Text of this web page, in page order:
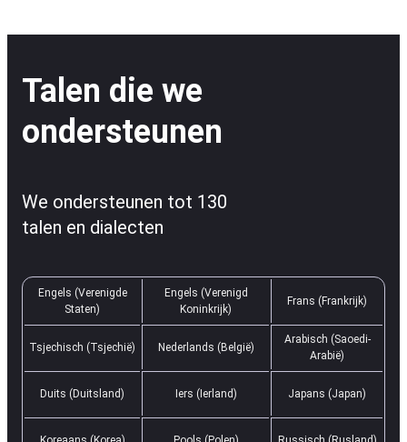
Talen die we
ondersteunen
We ondersteunen tot 130
talen en dialecten
Engels (Verenigde
Staten)
Engels (Verenigd
Koninkrijk)
Frans (Frankrijk)
Tsjechisch (Tsjechië) Nederlands (België)
Arabisch (Saoedi-
Arabië)
Duits (Duitsland) Iers (Ierland) Japans (Japan)